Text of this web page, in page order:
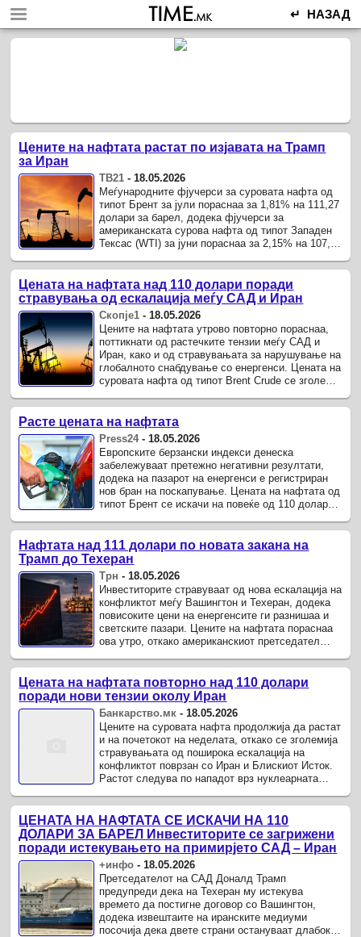
↵ НАЗАД
Цените на нафтата растат по изјавата на Трамп
за Иран
ТВ21 - 18.05.2026
Меѓународните фјучерси за суровата нафта од
типот Брент за јули пораснаа за 1,81% на 111,27
долари за барел, додека фјучерси за
американската сурова нафта од типот Западен
Тексас (WTI) за јуни пораснаа за 2,15% на 107,69
Цената на нафтата над 110 долари поради
стравувања од ескалација меѓу САД и Иран
Скопје1 - 18.05.2026
Цените на нафтата утрово повторно пораснаа,
поттикнати од растечките тензии меѓу САД и
Иран, како и од стравувањата за нарушување на
глобалното снабдување со енергенси. Цената на
суровата нафта од типот Brent Crude се зголеми
Расте цената на нафтата
Press24-18.05.2026
Европските берзански индекси денеска
забележуваат претежно негативни резултати,
додека на пазарот на енергенси е регистриран
нов бран на поскапување. Цената на нафтата од
типот Брент се искачи на повеќе од 110 долари
Нафтата над 111 долари по новата закана на
Трамп до Техеран
Трн -18.05.2026
Инвеститорите стравуваат од нова ескалација на
конфликтот меѓу Вашингтон и Техеран, додека
повисоките цени на енергенсите ги разнишаа и
светските пазари. Цените на нафтата пораснаа
ова утро, откако американскиот претседател
Цената на нафтата повторно над 110 долари
поради нови тензии околу Иран
Банкарство.мк -18.05.2026
Цените на суровата нафта продолжија да растат
и на почетокот на неделата, откако се зголемија
стравувањата од поширока ескалација на
конфликтот поврзан со Иран и Блискиот Исток.
Растот следува по нападот врз нуклеарната
ЦЕНАТА НА НАФТАТА СЕ ИСКАЧИ НА 110
ДОЛАРИ ЗА БАРЕЛ Инвеститорите се загрижени
поради истекувањето на примирјето САД – Иран
+инфо - 18.05.2026
Претседателот на САД Доналд Трамп
предупреди дека на Техеран му истекува
времето да постигне договор со Вашингтон,
додека извештаите на иранските медиуми
посочија дека двете страни остануваат длабоко